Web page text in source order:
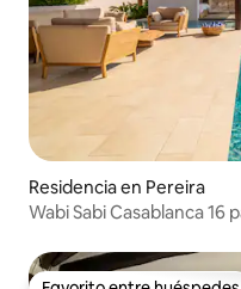
Residencia en Pereira
Wabi Sabi Casablanca 16